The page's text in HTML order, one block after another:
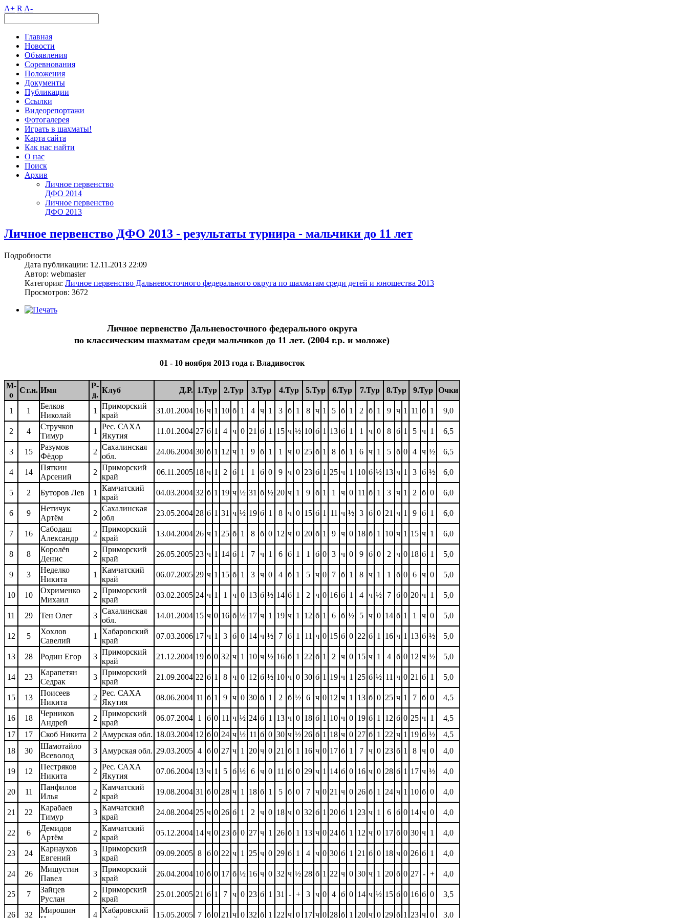
A+ R A-
Главная
Новости
Объявления
Соревнования
Положения
Документы
Публикации
Ссылки
Видеорепортажи
Фотогалерея
Играть в шахматы!
Карта сайта
Как нас найти
О нас
Поиск
Архив
Личное первенство
ДФО 2014
Личное первенство
ДФО 2013
Личное первенство ДФО 2013 - результаты турнира - мальчики до 11 лет
Подробности
Дата публикации: 12.11.2013 22:09
Автор: webmaster
Категория: Личное первенство Дальневосточного федерального округа по шахматам среди детей и юношества 2013
Просмотров: 3672
Личное первенство Дальневосточного федерального округа
по классическим шахматам среди мальчиков до 11 лет. (2004 г.р. и моложе)
01 - 10 ноября 2013 года г. Владивосток
М-
о
Ст.н. Имя
Р-
д.
Клуб Д.Р. 1.Тур 2.Тур 3.Тур 4.Тур 5.Тур 6.Тур 7.Тур 8.Тур 9.Тур Очки
1 1
Белков
Николай
1
Приморский
край
31.01.2004 16 ч 1 10 б 1 4 ч 1 3 б 1 8 ч 1 5 б 1 2 б 1 9 ч 1 11 б 1 9,0
2 4
Стручков
Тимур
1
Рес. САХА
Якутия
11.01.2004 27 б 1 4 ч 0 21 б 1 15 ч ½ 10 б 1 13 б 1 1 ч 0 8 б 1 5 ч 1 6,5
3 15
Разумов
Фёдор
2
Сахалинская
обл.
24.06.2004 30 б 1 12 ч 1 9 б 1 1 ч 0 25 б 1 8 б 1 6 ч 1 5 б 0 4 ч ½ 6,5
4 14
Пяткин
Арсений
2
Приморский
край
06.11.2005 18 ч 1 2 б 1 1 б 0 9 ч 0 23 б 1 25 ч 1 10 б ½ 13 ч 1 3 б ½ 6,0
5 2 Буторов Лев 1
Камчатский
край
04.03.2004 32 б 1 19 ч ½ 31 б ½ 20 ч 1 9 б 1 1 ч 0 11 б 1 3 ч 1 2 б 0 6,0
6 9
Нетичук
Артём
2
Сахалинская
обл
23.05.2004 28 б 1 31 ч ½ 19 б 1 8 ч 0 15 б 1 11 ч ½ 3 б 0 21 ч 1 9 б 1 6,0
7 16
Сабодаш
Александр
2
Приморский
край
13.04.2004 26 ч 1 25 б 1 8 б 0 12 ч 0 20 б 1 9 ч 0 18 б 1 10 ч 1 15 ч 1 6,0
8 8
Королёв
Денис
2
Приморский
край
26.05.2005 23 ч 1 14 б 1 7 ч 1 6 б 1 1 б 0 3 ч 0 9 б 0 2 ч 0 18 б 1 5,0
9 3
Неделко
Никита
1
Камчатский
край
06.07.2005 29 ч 1 15 б 1 3 ч 0 4 б 1 5 ч 0 7 б 1 8 ч 1 1 б 0 6 ч 0 5,0
10 10
Охрименко
Михаил
2
Приморский
край
03.02.2005 24 ч 1 1 ч 0 13 б ½ 14 б 1 2 ч 0 16 б 1 4 ч ½ 7 б 0 20 ч 1 5,0
11 29 Тен Олег 3
Сахалинская
обл.
14.01.2004 15 ч 0 16 б ½ 17 ч 1 19 ч 1 12 б 1 6 б ½ 5 ч 0 14 б 1 1 ч 0 5,0
12 5
Хохлов
Савелий
1
Хабаровский
край
07.03.2006 17 ч 1 3 б 0 14 ч ½ 7 б 1 11 ч 0 15 б 0 22 б 1 16 ч 1 13 б ½ 5,0
13 28 Родин Егор 3
Приморский
край
21.12.2004 19 б 0 32 ч 1 10 ч ½ 16 б 1 22 б 1 2 ч 0 15 ч 1 4 б 0 12 ч ½ 5,0
14 23
Карапетян
Седрак
3
Приморский
край
21.09.2004 22 б 1 8 ч 0 12 б ½ 10 ч 0 30 б 1 19 ч 1 25 б ½ 11 ч 0 21 б 1 5,0
15 13
Поисеев
Никита
2
Рес. САХА
Якутия
08.06.2004 11 б 1 9 ч 0 30 б 1 2 б ½ 6 ч 0 12 ч 1 13 б 0 25 ч 1 7 б 0 4,5
16 18
Черников
Андрей
2
Приморский
край
06.07.2004 1 б 0 11 ч ½ 24 б 1 13 ч 0 18 б 1 10 ч 0 19 б 1 12 б 0 25 ч 1
4,5
17
17 Скоб Никита 2 Амурская обл. 18.03.2004 12 б 0 24 ч ½ 11 б 0 30 ч ½ 26 б 1 18 ч 0 27 б 1 22 ч 1 19 б ½
4,5
18
30
Шамотайло
Всеволод
3 Амурская обл. 29.03.2005 4 б 0 27 ч 1 20 ч 0 21 б 1 16 ч 0 17 б 1 7 ч 0 23 б 1 8 ч 0 4,0
19 12
Пестряков
Никита
2
Рес. САХА
Якутия
07.06.2004 13 ч 1 5 б ½ 6 ч 0 11 б 0 29 ч 1 14 б 0 16 ч 0 28 б 1 17 ч ½ 4,0
20 11
Панфилов
Илья
2
Камчатский
край
19.08.2004 31 б 0 28 ч 1 18 б 1 5 б 0 7 ч 0 21 ч 0 26 б 1 24 ч 1 10 б 0 4,0
21 22
Карабаев
Тимур
3
Камчатский
край
24.08.2004 25 ч 0 26 б 1 2 ч 0 18 ч 0 32 б 1 20 б 1 23 ч 1 6 б 0 14 ч 0 4,0
22 6
Демидов
Артём
2
Камчатский
край
05.12.2004 14 ч 0 23 б 0 27 ч 1 26 б 1 13 ч 0 24 б 1 12 ч 0 17 б 0 30 ч 1 4,0
23 24
Карнаухов
Евгений
3
Приморский
край
09.09.2005 8 б 0 22 ч 1 25 ч 0 29 б 1 4 ч 0 30 б 1 21 б 0 18 ч 0 26 б 1 4,0
24 26
Мишустин
Павел
3
Приморский
край
26.04.2004 10 б 0 17 б ½ 16 ч 0 32 ч ½ 28 б 1 22 ч 0 30 ч 1 20 б 0 27 - + 4,0
25 7
Зайцев
Руслан
2
Приморский
край
25.01.2005 21 б 1 7 ч 0 23 б 1 31 - + 3 ч 0 4 б 0 14 ч ½ 15 б 0 16 б 0 3,5
26 32
Мирошин
4
Хабаровский
15.05.2005 7 б 0 21 ч 0 32 б 1 22 ч 0 17 ч 0 28 б 1 20 ч 0 29 б 1 23 ч 0 3,0